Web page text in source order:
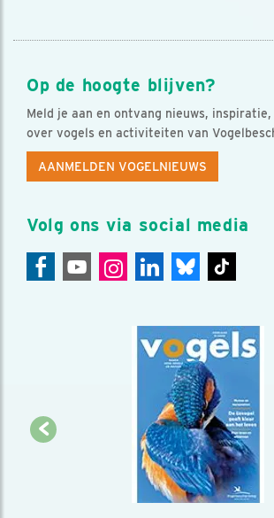
Op de hoogte blijven?
Meld je aan en ontvang nieuws,
over vogels en activiteiten van
AANMELDEN VOGELNIEUWS
Volg ons via social media